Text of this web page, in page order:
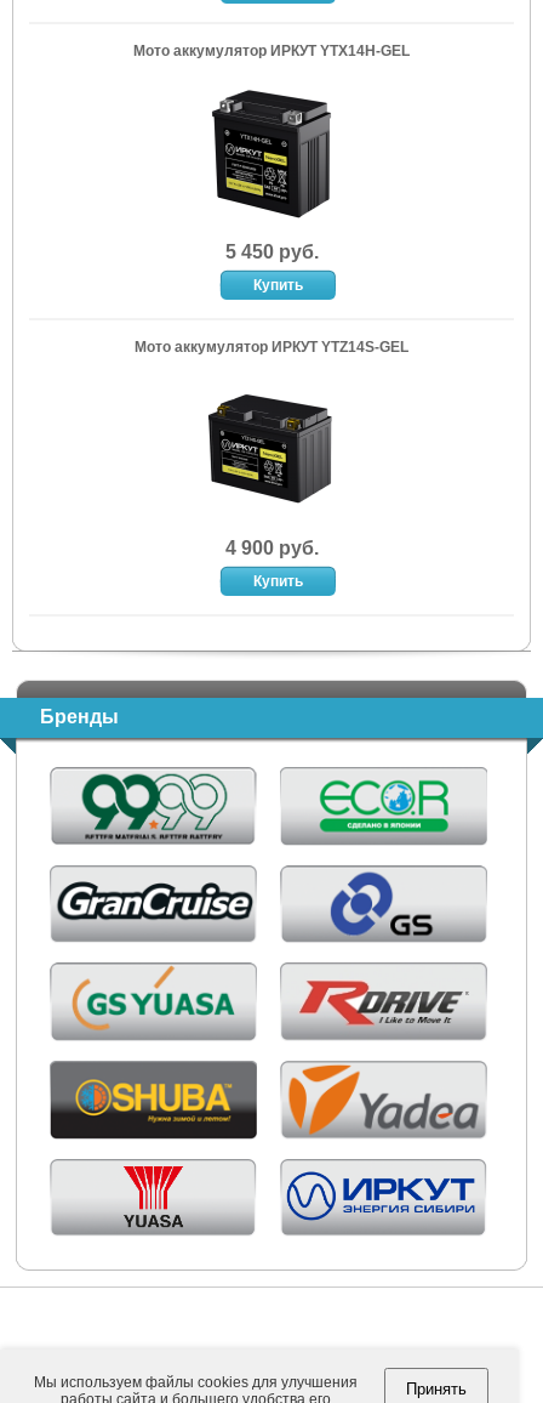
Мото аккумулятор ИРКУТ YTX14H-GEL
5 450 руб.
Мото аккумулятор ИРКУТ YTZ14S-GEL
4 900 руб.
Бренды
Мы используем файлы cookies для улучшения
работы сайта и большего удобства его
Принять